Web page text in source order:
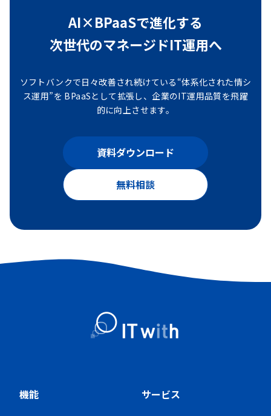
AI×BPaaSで進化する
次世代のマネージドIT運用へ
ソフトバンクで日々改善され続けている“体系化された情シ
ス運用”を BPaaSとして拡張し、企業のIT運用品質を飛躍
的に向上させます。
資料ダウンロード
無料相談
機能 サービス